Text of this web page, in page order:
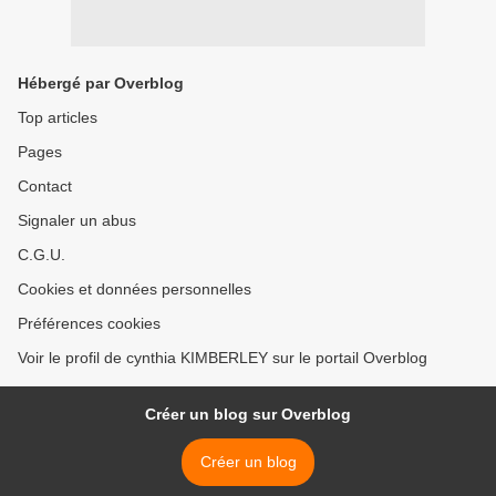
Hébergé par Overblog
Top articles
Pages
Contact
Signaler un abus
C.G.U.
Cookies et données personnelles
Préférences cookies
Voir le profil de cynthia KIMBERLEY sur le portail Overblog
Créer un blog sur Overblog
Créer un blog